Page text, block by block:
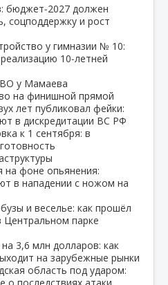
бюджет‑2027 должен
соцподдержку и рост
у гимназии № 10:
10‑летней
у Мамаева
на финишной прямой
лет публиковал фейки:
в дискредитации ВС РФ
к 1 сентября: в
на фоне опьянения:
в нападении с ножом на
и веселье: как прошёл
Центральном парке
3,6 млн долларов: как
на зарубежные рынки
область под ударом: